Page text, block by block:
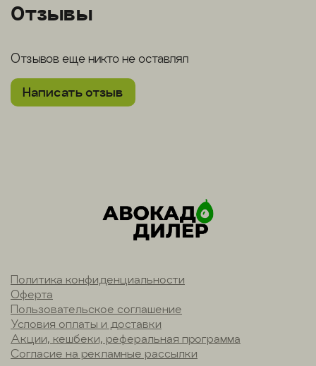
Отзывы
Отзывов еще никто не оставлял
Написать отзыв
Политика конфиденциальности
Оферта
Пользовательское соглашение
Условия оплаты и доставки
Акции, кешбеки, реферальная программа
Согласие на рекламные рассылки